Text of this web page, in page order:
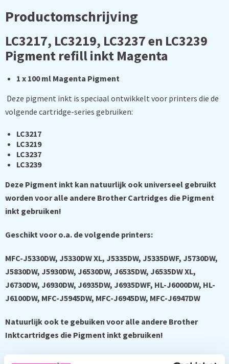
Productomschrijving
LC3217, LC3219, LC3237 en LC3239
Pigment refill inkt Magenta
1 x 100 ml Magenta Pigment
Deze pigment inkt is speciaal ontwikkelt voor printers die de
volgende cartridge-series gebruiken:
LC3217
LC3219
LC3237
LC3239
Deze Pigment inkt kan natuurlijk ook universeel gebruikt
worden voor alle andere Brother Cartridges die Pigment
inkt gebruiken!
Geschikt voor o.a. de volgende printers:
MFC-J5330DW, J5330DW XL, J5335DW, J5335DWF, J5730DW,
J5830DW, J5930DW, J6530DW, J6535DW, J6535DW XL,
J6730DW, J6930DW, J6935DW, J6935DWF, HL-J6000DW, HL-
J6100DW, MFC-J5945DW, MFC-J6945DW, MFC-J6947DW
Natuurlijk ook te gebuiken voor alle andere Brother
Inktcartridges die Pigment inkt gebruiken!
De